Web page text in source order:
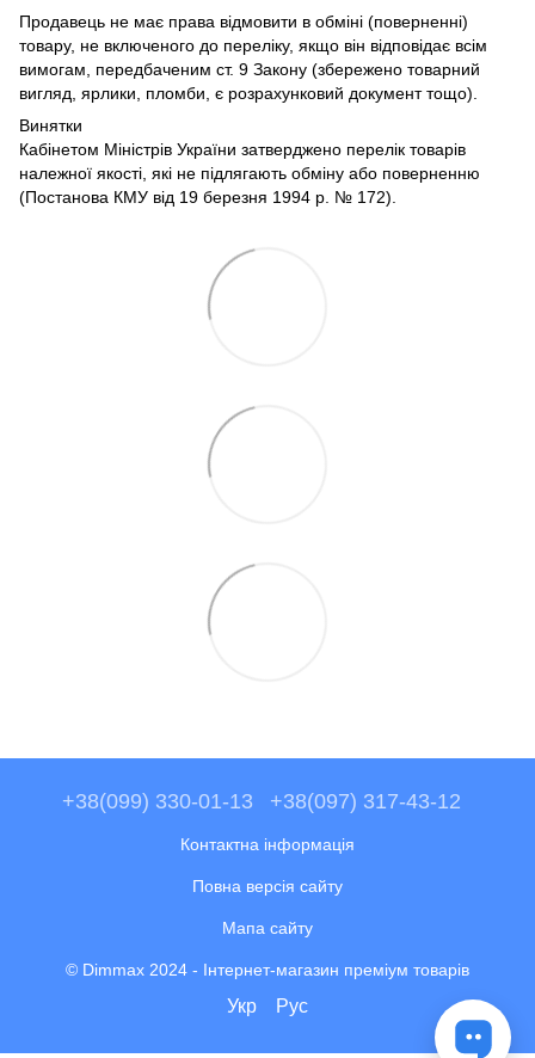
Продавець не має права відмовити в обміні (поверненні)
товару, не включеного до переліку, якщо він відповідає всім
вимогам, передбаченим ст. 9 Закону (збережено товарний
вигляд, ярлики, пломби, є розрахунковий документ тощо).
Винятки
Кабінетом Міністрів України затверджено перелік товарів
належної якості, які не підлягають обміну або поверненню
(Постанова КМУ від 19 березня 1994 р. № 172).
+38(099) 330-01-13 +38(097) 317-43-12
Контактна інформація
Повна версія сайту
Мапа сайту
© Dimmax 2024 - Інтернет-магазин преміум товарів
Укр Рус